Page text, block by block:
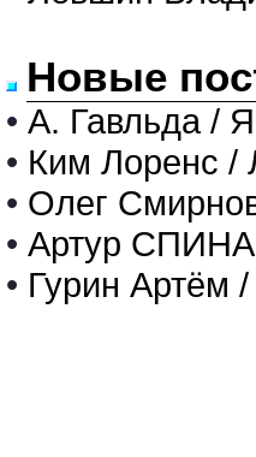
Новые
• А. Гавльда /
• Ким Лоренс /
• Олег
• Артур
• Гурин Артём